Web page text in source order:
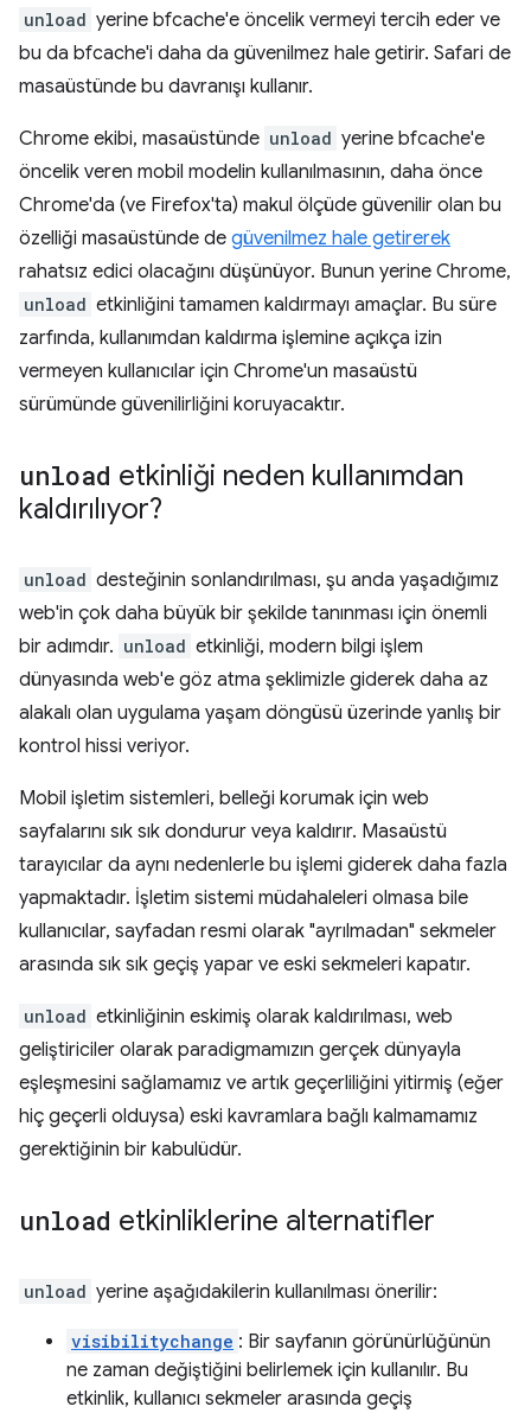
unload yerine bfcache'e öncelik vermeyi tercih eder ve
bu da bfcache'i daha da güvenilmez hale getirir. Safari de
masaüstünde bu davranışı kullanır.
Chrome ekibi, masaüstünde unload yerine bfcache'e
öncelik veren mobil modelin kullanılmasının, daha önce
Chrome'da (ve Firefox'ta) makul ölçüde güvenilir olan bu
özelliği masaüstünde de güvenilmez hale getirerek
rahatsız edici olacağını düşünüyor. Bunun yerine Chrome,
unload etkinliğini tamamen kaldırmayı amaçlar. Bu süre
zarfında, kullanımdan kaldırma işlemine açıkça izin
vermeyen kullanıcılar için Chrome'un masaüstü
sürümünde güvenilirliğini koruyacaktır.
unload etkinliği neden kullanımdan
kaldırılıyor?
unload desteğinin sonlandırılması, şu anda yaşadığımız
web'in çok daha büyük bir şekilde tanınması için önemli
bir adımdır. unload etkinliği, modern bilgi işlem
dünyasında web'e göz atma şeklimizle giderek daha az
alakalı olan uygulama yaşam döngüsü üzerinde yanlış bir
kontrol hissi veriyor.
Mobil işletim sistemleri, belleği korumak için web
sayfalarını sık sık dondurur veya kaldırır. Masaüstü
tarayıcılar da aynı nedenlerle bu işlemi giderek daha fazla
yapmaktadır. İşletim sistemi müdahaleleri olmasa bile
kullanıcılar, sayfadan resmi olarak "ayrılmadan" sekmeler
arasında sık sık geçiş yapar ve eski sekmeleri kapatır.
unload etkinliğinin eskimiş olarak kaldırılması, web
geliştiriciler olarak paradigmamızın gerçek dünyayla
eşleşmesini sağlamamız ve artık geçerliliğini yitirmiş (eğer
hiç geçerli olduysa) eski kavramlara bağlı kalmamamız
gerektiğinin bir kabulüdür.
unload etkinliklerine alternatifler
unload yerine aşağıdakilerin kullanılması önerilir:
visibilitychange : Bir sayfanın görünürlüğünün
ne zaman değiştiğini belirlemek için kullanılır. Bu
etkinlik, kullanıcı sekmeler arasında geçiş